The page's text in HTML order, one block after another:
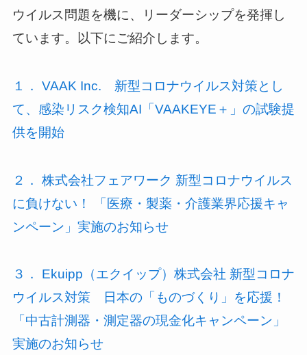
ウイルス問題を機に、リーダーシップを発揮し
ています。以下にご紹介します。
１． VAAK Inc. 新型コロナウイルス対策とし
て、感染リスク検知AI「VAAKEYE＋」の試験提
供を開始
２． 株式会社フェアワーク 新型コロナウイルス
に負けない！ 「医療・製薬・介護業界応援キャ
ンペーン」実施のお知らせ
３． Ekuipp（エクイップ）株式会社 新型コロナ
ウイルス対策 日本の「ものづくり」を応援！
「中古計測器・測定器の現金化キャンペーン」
実施のお知らせ